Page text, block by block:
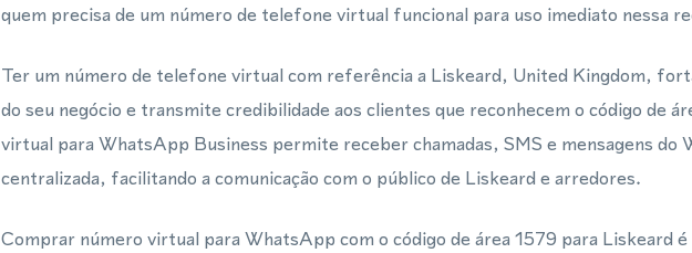
quem precisa de um número de telefone virtual funcional para uso imediato nessa
Ter um número de telefone virtual com referência a Liskeard, United Kingdom,
do seu negócio e transmite credibilidade aos clientes que reconhecem o código de
virtual para WhatsApp Business permite receber chamadas, SMS e mensagens do
centralizada, facilitando a comunicação com o público de Liskeard e arredores.
Comprar número virtual para WhatsApp com o código de área 1579 para Liskeard